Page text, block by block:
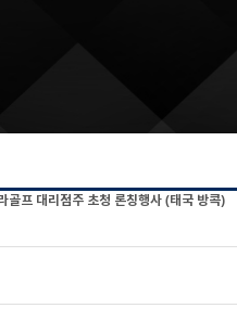
골프 대리점주 초청 론칭행사 (태국 방콕)